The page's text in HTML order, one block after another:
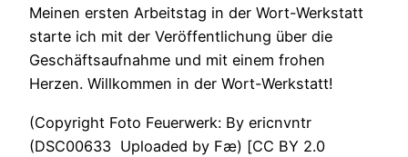
Meinen ersten Arbeitstag in der Wort-Werkstatt
starte ich mit der Veröffentlichung über die
Geschäftsaufnahme und mit einem frohen
Herzen. Willkommen in der Wort-Werkstatt!
(Copyright Foto Feuerwerk: By ericnvntr
(DSC00633 Uploaded by Fæ) [CC BY 2.0